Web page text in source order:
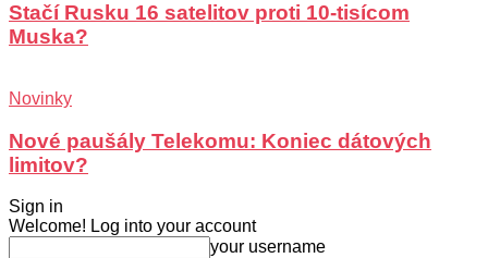
Stačí Rusku 16 satelitov proti 10-tisícom
Muska?
Novinky
Nové paušály Telekomu: Koniec dátových
limitov?
Sign in
Welcome! Log into your account
your username